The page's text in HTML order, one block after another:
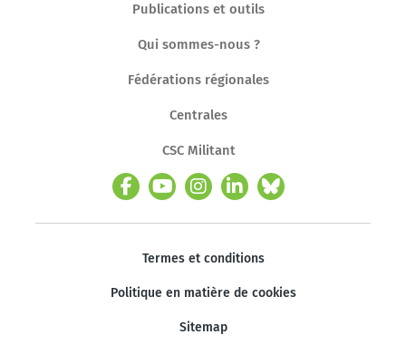
Publications et outils
Qui sommes-nous ?
Fédérations régionales
Centrales
CSC Militant
Termes et conditions
Politique en matière de cookies
Sitemap